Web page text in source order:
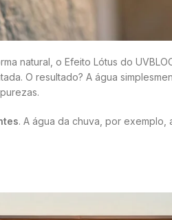
natural, o Efeito Lótus do
O resultado? A água
. A água da chuva, por exemplo,